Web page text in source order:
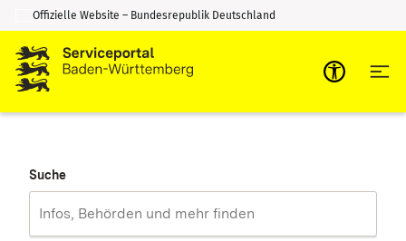
Zum Inhalt springen
Zur Suche springen
Offizielle Website – Bundesrepublik Deutschland
Suche